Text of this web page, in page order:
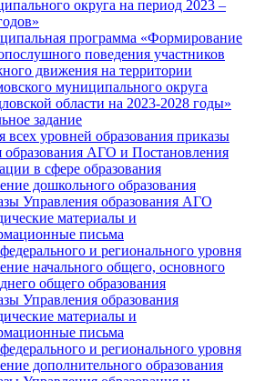
округа на период 2023 –
программа «Формирование
поведения участников
движения на территории
муниципального округа
области на 2023-2028 годы»
задание
уровней образования приказы
образования АГО и Постановления
в сфере образования
дошкольного образования
Управления образования АГО
материалы и
письма
и регионального уровня
начального общего, основного
общего образования
Управления образования
материалы и
письма
и регионального уровня
дополнительного образования